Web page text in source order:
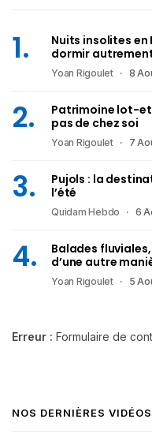
Nuits insolites
dormir
Yoan Rigoulet 8
Patrimoine lot-
pas de chez soi
Yoan Rigoulet 7
Pujols : la
l’été
Quidam Hebdo 6
Balades
d’une autre
Yoan Rigoulet 5
Erreur : Formulaire de
NOS DERNIÈRES VIDÉOS